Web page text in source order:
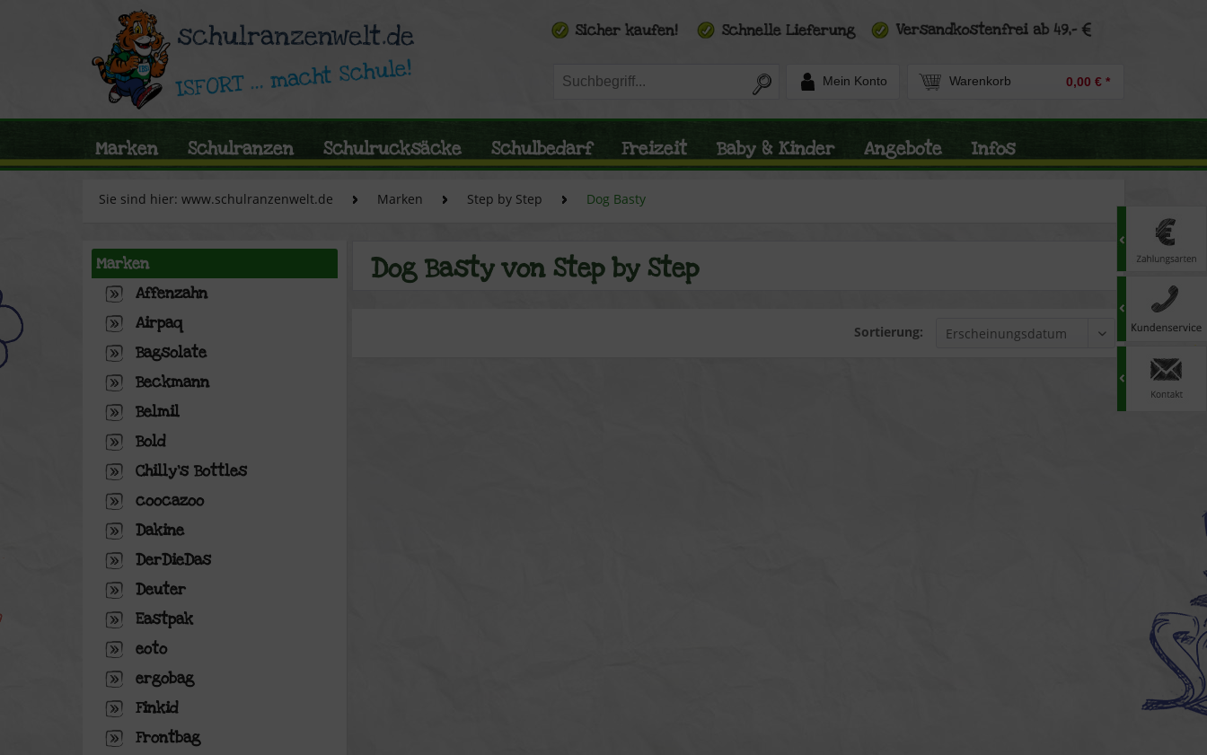
Mein Konto Warenkorb 0,00 € *
Marken Schulranzen Schulrucksäcke Schulbedarf Freizeit Baby & Kinder Angebote Infos
Sie sind hier: www.schulranzenwelt.de Marken Step by Step Dog Basty
Marken
Affenzahn
Airpaq
Bagsolate
Beckmann
Belmil
Bold
Chilly's Bottles
coocazoo
Dakine
DerDieDas
Deuter
Eastpak
eoto
ergobag
Finkid
Frontbag
Dog Basty von Step by Step
Sortierung: